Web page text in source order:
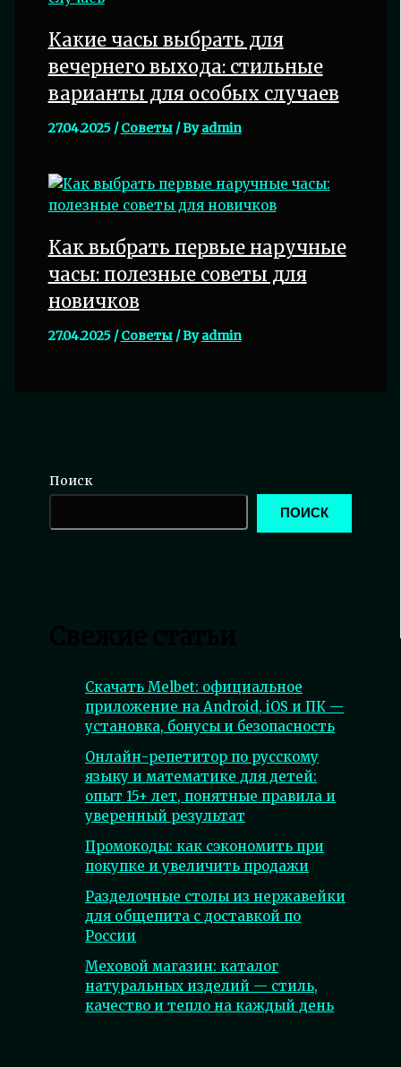
Какие часы выбрать для
вечернего выхода: стильные
варианты для особых случаев
27.04.2025 /Советы/ Byadmin
Как выбрать первые наручные
часы: полезные советы для
новичков
27.04.2025 /Советы/ Byadmin
Поиск
ПОИСК
Скачать Melbet: официальное
приложение на Android, iOS и ПК —
установка, бонусы и безопасность
Онлайн-репетитор по русскому
языку и математике для детей:
опыт 15+ лет, понятные правила и
уверенный результат
Промокоды: как сэкономить при
покупке и увеличить продажи
Разделочные столы из нержавейки
для общепита с доставкой по
России
Меховой магазин: каталог
натуральных изделий — стиль,
качество и тепло на каждый день